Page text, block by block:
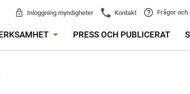
Inloggning myndigheter Kontakt Frågor och
PRESS OCH PUBLICERAT